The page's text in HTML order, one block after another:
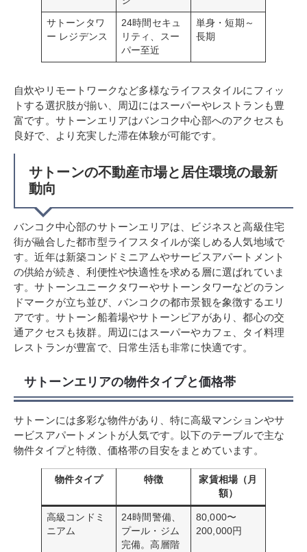
サトーンタワ
ー レジデンス
24時間セキュ
リティ、スー
パー至近
単身・短期～
長期
自炊やリモートワークなど多様なライフスタイルにフィッ
トする選択肢が揃い、周辺にはスーパーやレストランも豊
富です。サトーンエリアはバンコク中心部へのアクセスも
良好で、より充実した滞在体験が可能です。
サトーンの不動産市場と居住環境の最新
動向
バンコク中心部のサトーンエリアは、ビジネスと高級住宅
街が融合した都市型ライフスタイルが楽しめる人気地域で
す。近年は新築コンドミニアムやサービスアパートメント
の供給が続き、利便性や快適性を求める層に選ばれていま
す。サトーンユニークタワーやサトーンタワーなどのラン
ドマークが立ち並び、バンコクの都市景観を象徴するエリ
アです。サトーン船着場やサトーンピアがあり、都心の交
通アクセスも抜群。周辺にはスーパーやカフェ、タイ料理
レストランが豊富で、日常生活も非常に快適です。
サトーンエリアの物件タイプと価格帯
サトーンには多彩な物件があり、特に高級マンションやサ
ービスアパートメントが人気です。以下のテーブルで主な
物件タイプと特徴、価格帯の目安をまとめています。
物件タイプ 特徴
家賃相場（月
額）
高級コンドミ
ニアム
24時間警備、
プール・ジム
完備。高層階
80,000〜
200,000円